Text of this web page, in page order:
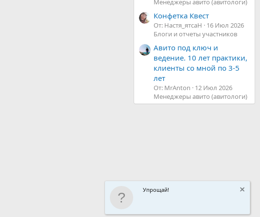
Конфетка Квест
От: Настя_ятсаН
16 Июл 2026
Блоги и отчеты участников
Авито под ключ и
ведение. 10 лет практики,
клиенты со мной по 3-5
лет
От: MrAnton
12 Июл 2026
Менеджеры авито (авитологи)
Упрощай!